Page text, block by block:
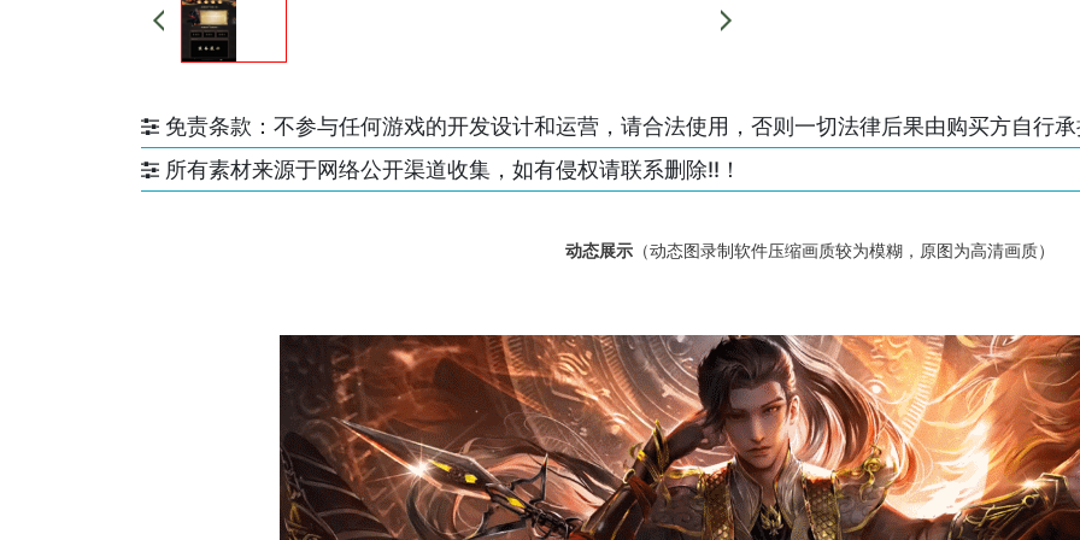
免责条款：不参与任何游戏的开发设计和运营，请合法使用，否则一切法律后果由购买方自行
所有素材来源于网络公开渠道收集，如有侵权请联系删除!!！
动态展示 （动态图录制软件压缩画质较为模糊，原图为高清画质）